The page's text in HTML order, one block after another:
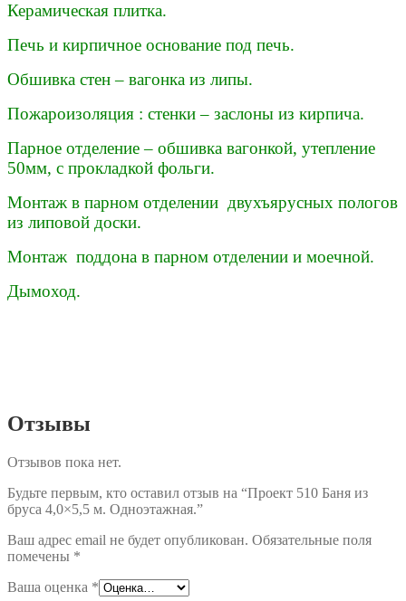
Керамическая плитка.
Печь и кирпичное основание под печь.
Обшивка стен – вагонка из липы.
Пожароизоляция : стенки – заслоны из кирпича.
Парное отделение – обшивка вагонкой, утепление
50мм, с прокладкой фольги.
Монтаж в парном отделении двухъярусных пологов
из липовой доски.
Монтаж поддона в парном отделении и моечной.
Дымоход.
Отзывы
Отзывов пока нет.
Будьте первым, кто оставил отзыв на “Проект 510 Баня из
бруса 4,0×5,5 м. Одноэтажная.”
Ваш адрес email не будет опубликован. Обязательные поля
помечены *
Ваша оценка *